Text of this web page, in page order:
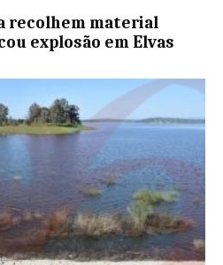
recolhem material
explosão em Elvas